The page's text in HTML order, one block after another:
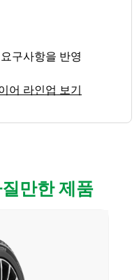
구사항을 반영
어 라인업 보기
만한 제품